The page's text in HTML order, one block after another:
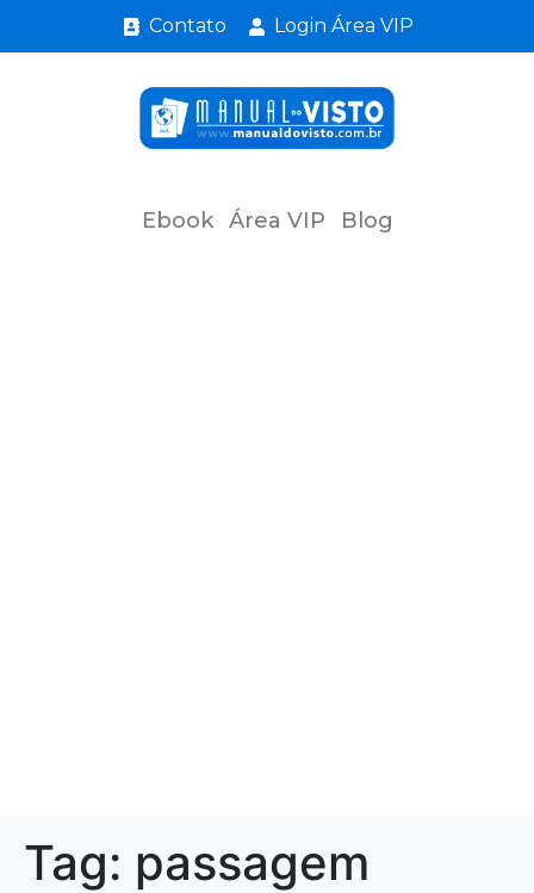
Contato Login Área VIP
Ebook Área VIP Blog
Tag: passagem